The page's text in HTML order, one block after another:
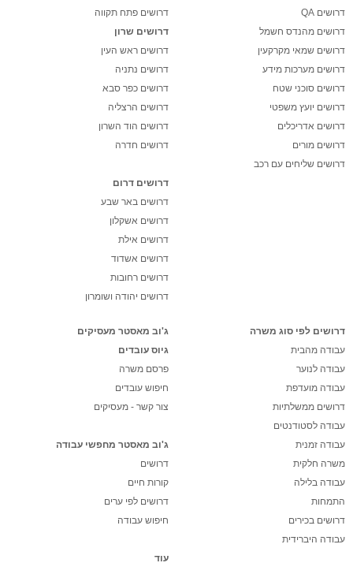
דרושים QA
דרושים מהנדס חשמל
דרושים שמאי מקרקעין
דרושים מערכות מידע
דרושים סוכני שטח
דרושים יועץ משפטי
דרושים אדריכלים
דרושים מורים
דרושים שליחים עם רכב
דרושים פתח תקווה
דרושים שרון
דרושים ראש העין
דרושים נתניה
דרושים כפר סבא
דרושים הרצליה
דרושים הוד השרון
דרושים חדרה
דרושים דרום
דרושים באר שבע
דרושים אשקלון
דרושים אילת
דרושים אשדוד
דרושים רחובות
דרושים יהודה ושומרון
דרושים לפי סוג משרה
עבודה מהבית
עבודה לנוער
עבודה מועדפת
דרושים ממשלתיות
עבודה לסטודנטים
עבודה זמנית
משרה חלקית
עבודה בלילה
התמחות
דרושים בכירים
עבודה היברידית
ג'וב מאסטר מעסיקים
גיוס עובדים
פרסם משרה
חיפוש עובדים
צור קשר - מעסיקים
ג'וב מאסטר מחפשי עבודה
דרושים
קורות חיים
דרושים לפי ערים
חיפוש עבודה
עוד